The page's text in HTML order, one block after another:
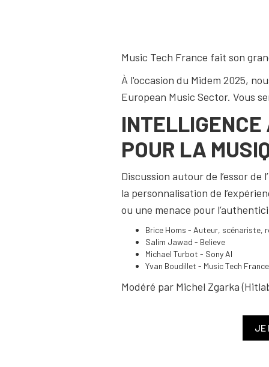
Music Tech France fait son
À l'occasion du Midem 2025,
European Music Sector. Vous
POUR LA
Discussion autour de l’essor
la personnalisation de
ou une menace pour
Brice Homs - Auteur, scénariste,
Salim Jawad - Believe
Michael Turbot - Sony AI
Yvan Boudillet - Music Tech
Modéré par Michel Zgarka
JE